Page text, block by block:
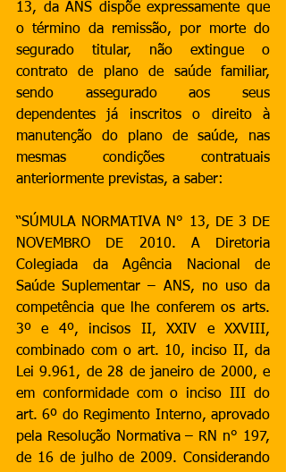
13, da ANS dispõe expressamente que
o término da remissão, por morte do
segurado titular, não extingue o
contrato de plano de saúde familiar,
sendo assegurado aos seus
dependentes já inscritos o direito à
manutenção do plano de saúde, nas
mesmas condições contratuais
anteriormente previstas, a saber:
“SÚMULA NORMATIVA N° 13, DE 3 DE
NOVEMBRO DE 2010. A Diretoria
Colegiada da Agência Nacional de
Saúde Suplementar – ANS, no uso da
competência que lhe conferem os arts.
3º e 4º, incisos II, XXIV e XXVIII,
combinado com o art. 10, inciso II, da
Lei 9.961, de 28 de janeiro de 2000, e
em conformidade com o inciso III do
art. 6º do Regimento Interno, aprovado
pela Resolução Normativa – RN n° 197,
de 16 de julho de 2009. Considerando